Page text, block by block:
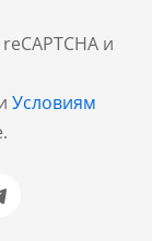
и
Условиям